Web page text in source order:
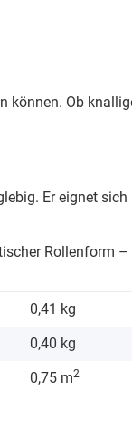
Ob
Er eignet
Rollenform –
0,41 kg
0,40 kg
0,75 m2